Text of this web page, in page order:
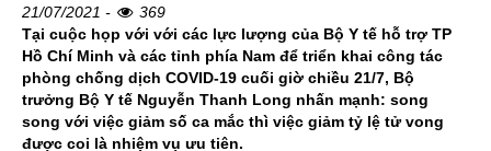
21/07/2021 -
369
Tại cuộc họp với với các lực lượng của Bộ Y tế hỗ trợ TP
Hồ Chí Minh và các tỉnh phía Nam để triển khai công tác
phòng chống dịch COVID-19 cuối giờ chiều 21/7, Bộ
trưởng Bộ Y tế Nguyễn Thanh Long nhấn mạnh: song
song với việc giảm số ca mắc thì việc giảm tỷ lệ tử vong
được coi là nhiệm vụ ưu tiên.